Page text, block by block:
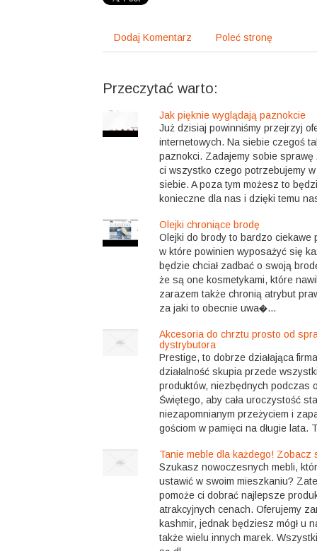
Dodaj Komentarz Poleć stronę
Przeczytać warto:
Jak pięknie wyglądają paznokcie
Już dzisiaj powinniśmy przejrzyj
internetowych. Na siebie czegoś
paznokci. Zadajemy sobie sprawę
ci wszystko czego potrzebujemy
siebie. A poza tym możesz to
konieczne dla nas i dzięki temu
Olejki chroniące brodę
Olejki do brody to bardzo ciekawe
w które powinien wyposażyć się
będzie chciał zadbać o swoją
że są one kosmetykami, które
zarazem także chronią atrybut
za jaki to obecnie uwa�...
Akcesoria do chrztu prosto od
dystrybutora
Prestige, to dobrze działająca
działalność skupia przede
produktów, niezbędnych podczas
Świętego, aby cała uroczystość
niezapomnianym przeżyciem i
gościom w pamięci na długie lata.
Tanie meble dla każdego! Zobacz
Szukasz nowoczesnych mebli,
ustawić w swoim mieszkaniu?
pomoże ci dobrać najlepsze
atrakcyjnych cenach. Oferujemy
kashmir, jednak będziesz mógł u
także wielu innych marek.